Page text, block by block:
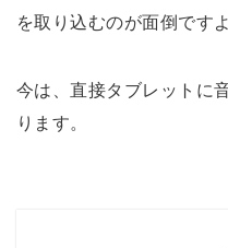
を取り込むのが面倒ですよ
今は、直接タブレットに
ります。